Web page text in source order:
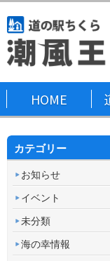
HOME
カテゴリー
お知らせ
イベント
未分類
海の幸情報